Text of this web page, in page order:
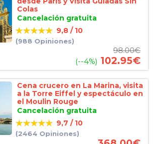
Colas
Cancelación gratuita
9,8 / 10
(988 Opiniones)
98.00€
(--4%) 102.95€
Cena crucero en La Marina, visita
a la Torre Eiffel y espectáculo en
el Moulin Rouge
Cancelación gratuita
9,7 / 10
(2464 Opiniones)